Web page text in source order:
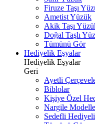
Firuze Taşı
Ametist Yüzük
Akik Taşı
Doğal Taşlı
Tümünü Gör
Hediyelik Eşyalar
Hediyelik Eşyalar
Geri
Ayetli
Biblolar
Kişiye Özel
Nargile
Sedefli